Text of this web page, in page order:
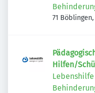
71
Hilfen/